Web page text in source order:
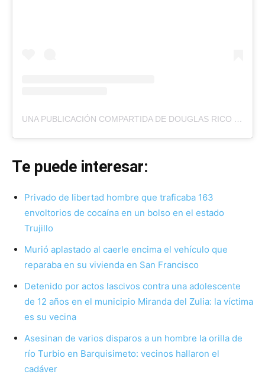
UNA PUBLICACIÓN COMPARTIDA DE DOUGLAS RICO (@DOUGLASRICOVZLA)
Te puede interesar:
Privado de libertad hombre que traficaba 163
envoltorios de cocaína en un bolso en el estado
Trujillo
Murió aplastado al caerle encima el vehículo que
reparaba en su vivienda en San Francisco
Detenido por actos lascivos contra una adolescente
de 12 años en el municipio Miranda del Zulia: la víctima
es su vecina
Asesinan de varios disparos a un hombre la orilla de
río Turbio en Barquisimeto: vecinos hallaron el
cadáver